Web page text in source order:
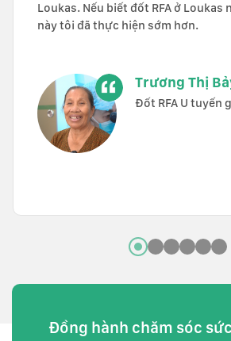
Loukas. Nếu biết đốt RFA ở Loukas
này tôi đã thực hiện sớm hơn.
Trương Thị
Đốt RFA U tuyến
Đồng hành chăm sóc